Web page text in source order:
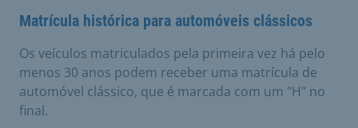
Matrícula histórica para automóveis clássicos
Os veículos matriculados pela primeira vez há pelo
menos 30 anos podem receber uma matrícula de
automóvel clássico, que é marcada com um "H" no
final.